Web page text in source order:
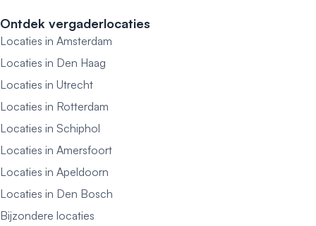
Ontdek vergaderlocaties
Locaties in Amsterdam
Locaties in Den Haag
Locaties in Utrecht
Locaties in Rotterdam
Locaties in Schiphol
Locaties in Amersfoort
Locaties in Apeldoorn
Locaties in Den Bosch
Bijzondere locaties